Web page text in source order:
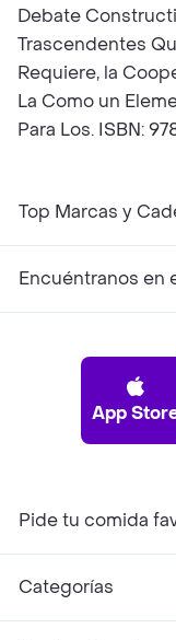
Debate
Trascendentes
Requiere, la
La Como un
Para Los. ISBN:
Top Marcas y
Encuéntranos en
App
Pide tu comida
Categorías